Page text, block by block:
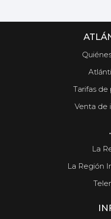
Tarifas de
Venta de
.
La
La Región